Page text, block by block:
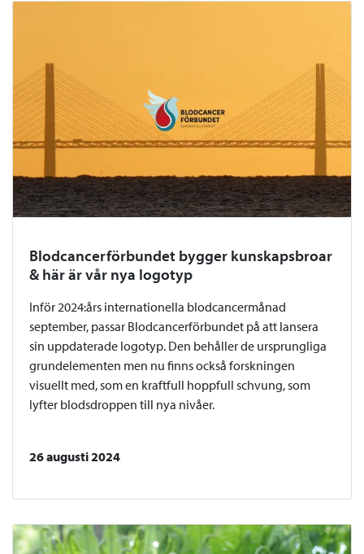
Blodcancerförbundet bygger kunskapsbroar
& här är vår nya logotyp
Inför 2024:års internationella blodcancermånad
september, passar Blodcancerförbundet på att lansera
sin uppdaterade logotyp. Den behåller de ursprungliga
grundelementen men nu finns också forskningen
visuellt med, som en kraftfull hoppfull schvung, som
lyfter blodsdroppen till nya nivåer.
26 augusti 2024